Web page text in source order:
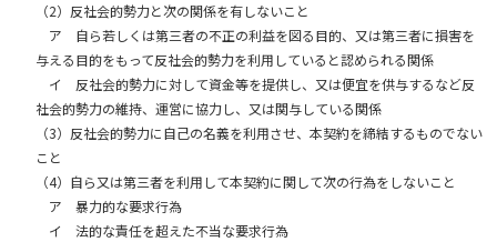
（2）反社会的勢力と次の関係を有しないこと
ア 自ら若しくは第三者の不正の利益を図る目的、又は第三者に損害を
与える目的をもって反社会的勢力を利用していると認められる関係
イ 反社会的勢力に対して資金等を提供し、又は便宜を供与するなど反
社会的勢力の維持、運営に協力し、又は関与している関係
（3）反社会的勢力に自己の名義を利用させ、本契約を締結するものでない
こと
（4）自ら又は第三者を利用して本契約に関して次の行為をしないこと
ア 暴力的な要求行為
イ 法的な責任を超えた不当な要求行為